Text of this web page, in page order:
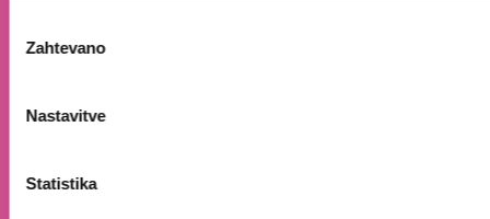
soglasja
Zahtevano
Nastavitve
Statistika
Spoznaj najbolj
tega leta.